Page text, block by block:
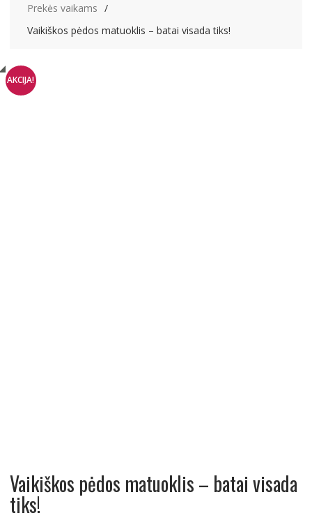
Prekės vaikams
Vaikiškos pėdos matuoklis – batai visada tiks!
AKCIJA!
Vaikiškos pėdos matuoklis – batai visada
tiks!